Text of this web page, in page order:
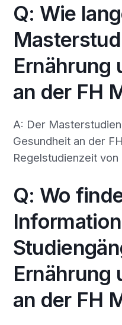
Q: Wie
Ernährung
an der FH
A: Der
Gesundheit an der
Regelstudienzeit
Q: Wo
Ernährung
an der FH